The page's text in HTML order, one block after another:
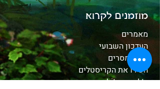
מוזמנים לקרוא
מאמרים
העדכון השבועי
קלפי מסרים
הכירו את הקריסטלים
whitewood tv